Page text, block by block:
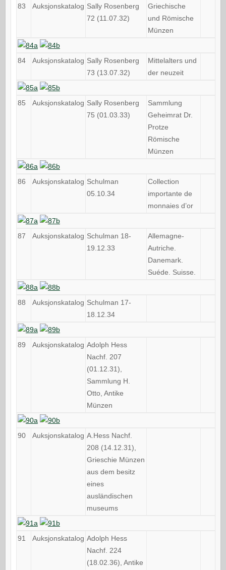
83 Auksjonskatalog Sally Rosenberg
72 (11.07.32)
Griechische
und Römische
Münzen
84 Auksjonskatalog Sally Rosenberg
73 (13.07.32)
Mittelalters und
der neuzeit
85 Auksjonskatalog Sally Rosenberg
75 (01.03.33)
Sammlung
Geheimrat Dr.
Protze
Römische
Münzen
86 Auksjonskatalog Schulman
05.10.34
Collection
importante de
monnaies d’or
87 Auksjonskatalog Schulman 18-
19.12.33
Allemagne-
Autriche.
Danemark.
Suéde. Suisse.
88 Auksjonskatalog Schulman 17-
18.12.34
89 Auksjonskatalog Adolph Hess
Nachf. 207
(01.12.31),
Sammlung H.
Otto, Antike
Münzen
90 Auksjonskatalog A.Hess Nachf.
208 (14.12.31),
Grieschie Münzen
aus dem besitz
eines
ausländischen
museums
91 Auksjonskatalog Adolph Hess
Nachf. 224
(18.02.36), Antike